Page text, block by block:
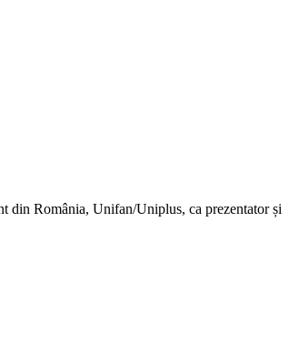
din România, Unifan/Uniplus, ca prezentator și